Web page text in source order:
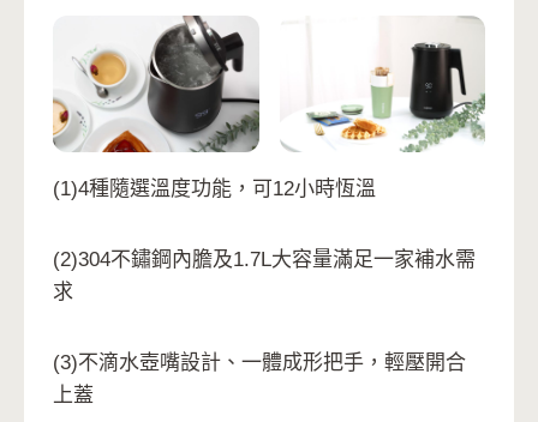
(1)4種隨選溫度功能，可12小時恆溫
(2)304不鏽鋼內膽及1.7L大容量滿足一家補水需
求
(3)不滴水壺嘴設計、一體成形把手，輕壓開合
上蓋